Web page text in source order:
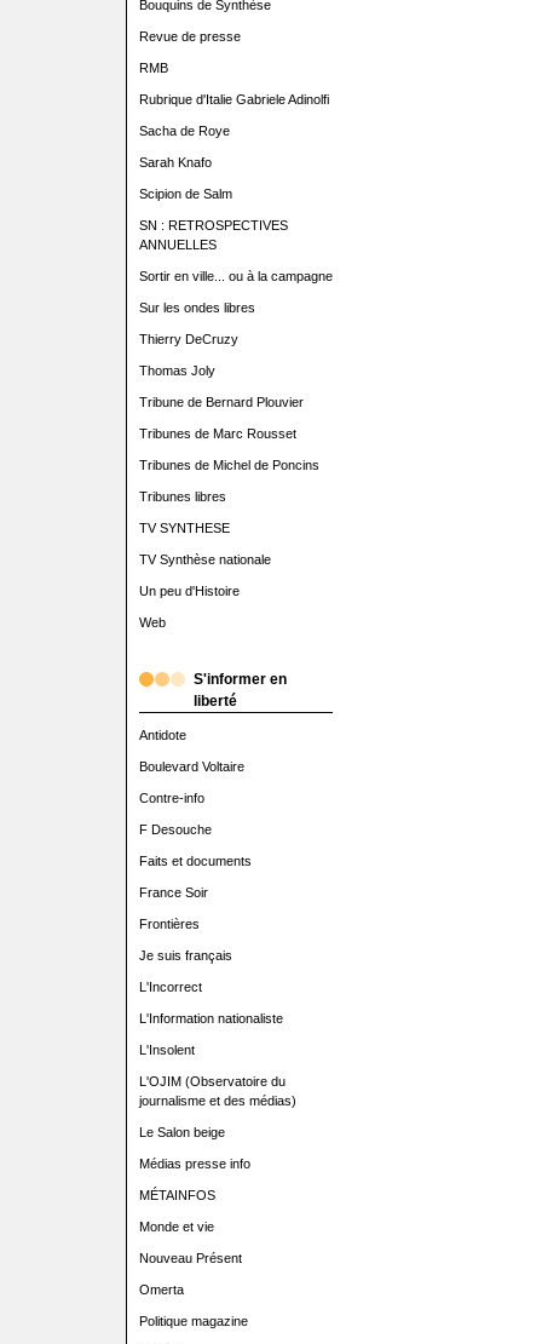
Bouquins de Synthèse
Revue de presse
RMB
Rubrique d'Italie Gabriele Adinolfi
Sacha de Roye
Sarah Knafo
Scipion de Salm
SN : RETROSPECTIVES
ANNUELLES
Sortir en ville... ou à la campagne
Sur les ondes libres
Thierry DeCruzy
Thomas Joly
Tribune de Bernard Plouvier
Tribunes de Marc Rousset
Tribunes de Michel de Poncins
Tribunes libres
TV SYNTHESE
TV Synthèse nationale
Un peu d'Histoire
Web
S'informer en
liberté
Antidote
Boulevard Voltaire
Contre-info
F Desouche
Faits et documents
France Soir
Frontières
Je suis français
L'Incorrect
L'Information nationaliste
L'Insolent
L'OJIM (Observatoire du
journalisme et des médias)
Le Salon beige
Médias presse info
MÉTAINFOS
Monde et vie
Nouveau Présent
Omerta
Politique magazine